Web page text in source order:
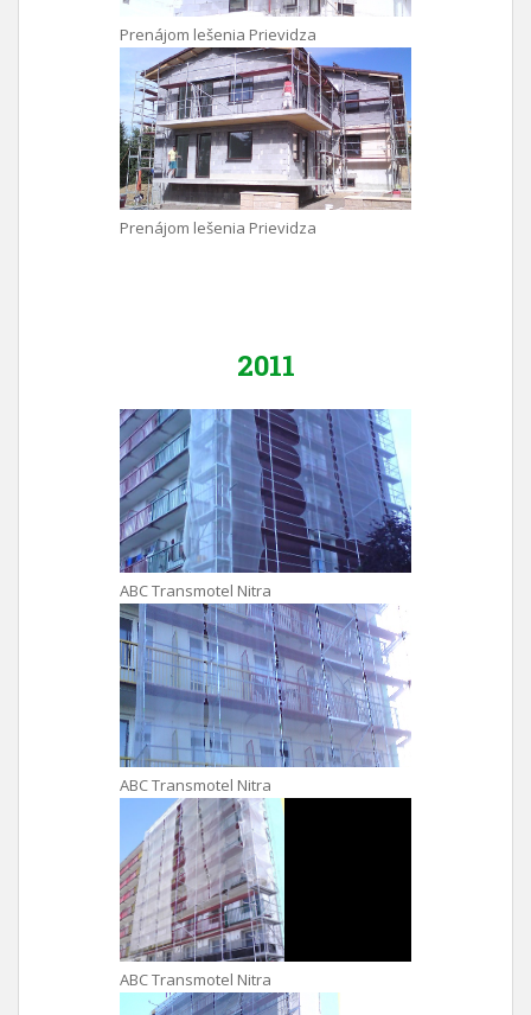
Prenájom lešenia Prievidza
Prenájom lešenia Prievidza
2011
ABC Transmotel Nitra
ABC Transmotel Nitra
ABC Transmotel Nitra